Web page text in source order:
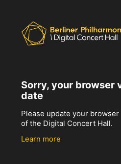
Sorry, your browser
date
Please update your
of the Digital Concert Hall.
Learn more